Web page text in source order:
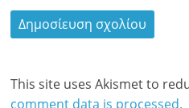
This site uses Akismet to
comment data is processed.